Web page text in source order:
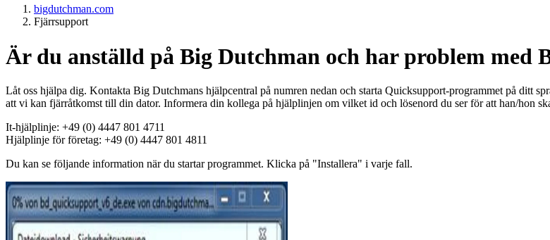
bigdutchman.com
Fjärrsupport
Är du anställd på Big Dutchman och har problem med
Låt oss hjälpa dig. Kontakta Big Dutchmans hjälpcentral på numren nedan och starta Quicksupport-programmet på ditt
att vi kan fjärråtkomst till din dator. Informera din kollega på hjälplinjen om vilket id och lösenord du ser för att han/hon
It-hjälplinje: +49 (0) 4447 801 4711
Hjälplinje för företag: +49 (0) 4447 801 4811
Du kan se följande information när du startar programmet. Klicka på "Installera" i varje fall.